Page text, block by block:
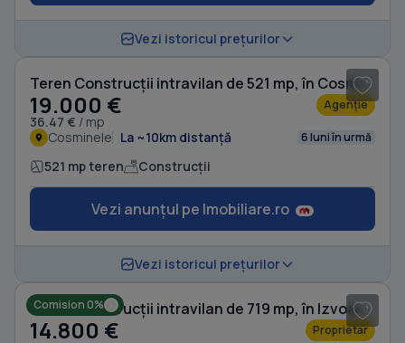
Vezi istoricul prețurilor
Teren Construcții intravilan de 521 mp, în Cosminele
19.000 €
36.47 € / mp
Agenție
Cosminele La ~10km distanță 6 luni în urmă
521 mp teren Construcții
Vezi anunțul pe Imobiliare.ro
Vezi istoricul prețurilor
Comision 0% Teren Construcții intravilan de 719 mp, în Izvoarele
14.800 € Proprietar